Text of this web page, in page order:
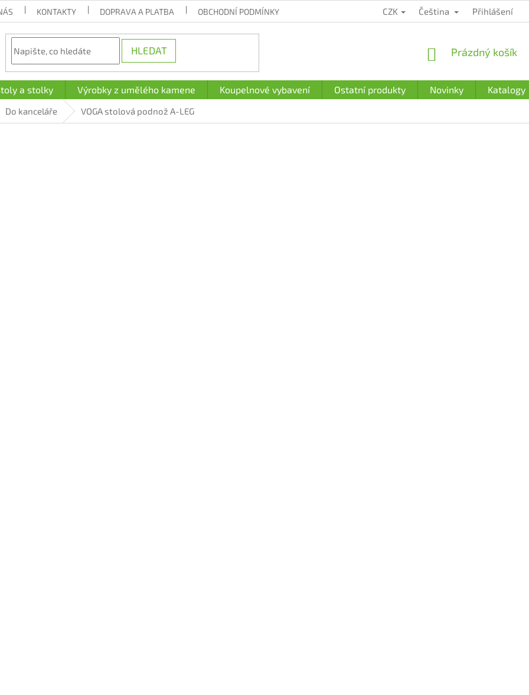
KONTAKTY DOPRAVA A PLATBA OBCHODNÍ PODMÍNKY PODMÍNKY OCHRANY OSOBNÍCH
CZK Čeština Přihlášení
HLEDAT
NÁKUPNÍ
Prázdný košík
a stolky Výrobky z umělého kamene Koupelnové vybavení Ostatní produkty Novinky Katalogy
Do kanceláře VOGA stolová podnož A-LEG